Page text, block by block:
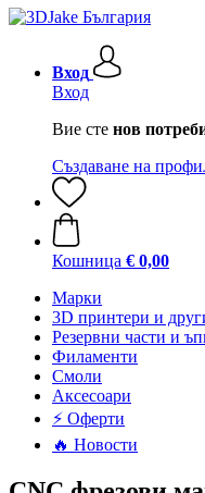
Вход
Вход
Вие сте нов
Създаване на
Кошница € 0,00
Mарки
3D принтери и
Резервни части и
Филаменти
Смоли
Аксесоари
⚡ Оферти
🔥 Новости